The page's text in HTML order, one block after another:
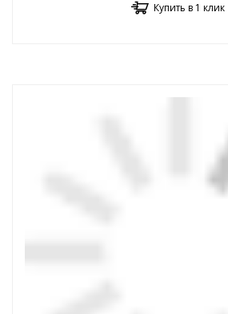
Купить в 1 клик